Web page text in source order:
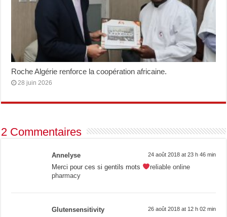
Roche Algérie renforce la coopération africaine.
28 juin 2026
2 Commentaires
Annelyse 24 août 2018 at 23 h 46 min
Merci pour ces si gentils mots
reliable online
pharmacy
Glutensensitivity 26 août 2018 at 12 h 02 min